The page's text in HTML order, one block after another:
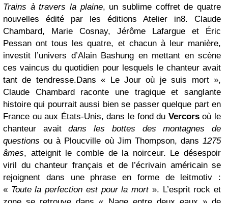
Trains à travers la plaine, un sublime coffret de quatre
nouvelles édité par les éditions Atelier in8. Claude
Chambard, Marie Cosnay, Jérôme Lafargue et Éric
Pessan ont tous les quatre, et chacun à leur manière,
investit l’univers d’Alain Bashung en mettant en scène
ces vaincus du quotidien pour lesquels le chanteur avait
tant de tendresse.Dans « Le Jour où je suis mort »,
Claude Chambard raconte une tragique et sanglante
histoire qui pourrait aussi bien se passer quelque part en
France ou aux États-Unis, dans le fond du Vercorsoù le
chanteur avaitdans les bottes des montagnes de
questions ou à Ploucville où Jim Thompson, dans 1275
âmes, atteignit le comble de la noirceur. Le désespoir
viril du chanteur français et de l’écrivain américain se
rejoignent dans une phrase en forme de leitmotiv :
« Toute la perfection est pour la mort». L’esprit rock et